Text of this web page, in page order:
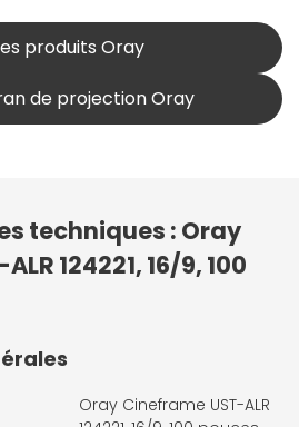
produits Oray
de projection Oray
techniques : Oray
124221, 16/9, 100
Oray Cineframe UST-ALR